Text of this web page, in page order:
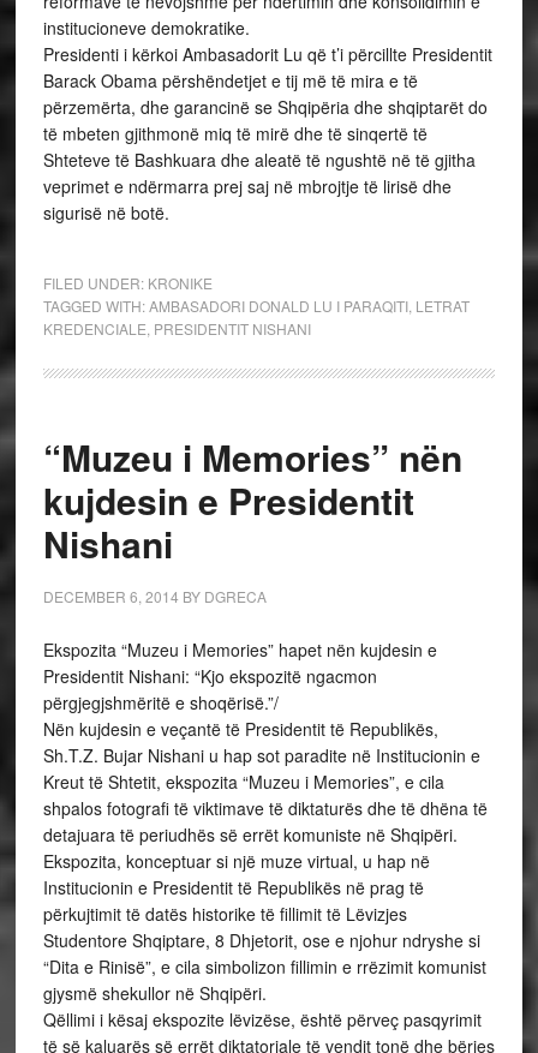
institucioneve demokratike.
Presidenti i kërkoi Ambasadorit Lu që t’i përcillte Presidentit
Barack Obama përshëndetjet e tij më të mira e të
përzemërta, dhe garancinë se Shqipëria dhe shqiptarët do
të mbeten gjithmonë miq të mirë dhe të sinqertë të
Shteteve të Bashkuara dhe aleatë të ngushtë në të gjitha
veprimet e ndërmarra prej saj në mbrojtje të lirisë dhe
sigurisë në botë.
FILED UNDER: KRONIKE
TAGGED WITH:AMBASADORI DONALD LU I PARAQITI, LETRAT
KREDENCIALE PRESIDENTIT NISHANI
“Muzeu i Memories” nën
kujdesin e Presidentit
Nishani
DECEMBER 6, 2014 BY DGRECA
Ekspozita “Muzeu i Memories” hapet nën kujdesin e
Presidentit Nishani: “Kjo ekspozitë ngacmon
përgjegjshmëritë e shoqërisë.”/
Nën kujdesin e veçantë të Presidentit të Republikës,
Sh.T.Z. Bujar Nishani u hap sot paradite në Institucionin e
Kreut të Shtetit, ekspozita “Muzeu i Memories”, e cila
shpalos fotografi të viktimave të diktaturës dhe të dhëna të
detajuara të periudhës së errët komuniste në Shqipëri.
Ekspozita, konceptuar si një muze virtual, u hap në
Institucionin e Presidentit të Republikës në prag të
përkujtimit të datës historike të fillimit të Lëvizjes
Studentore Shqiptare, 8 Dhjetorit, ose e njohur ndryshe si
“Dita e Rinisë”, e cila simbolizon fillimin e rrëzimit komunist
gjysmë shekullor në Shqipëri.
Qëllimi i kësaj ekspozite lëvizëse, është përveç pasqyrimit
të së kaluarës së errët diktatoriale të vendit tonë dhe bërjes